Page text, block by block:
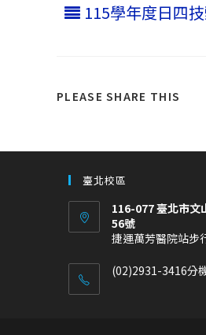
115學年度日四
PLEASE SHARE THIS
臺北校區
116-077 臺北市文
56號
捷運萬芳醫院站步
(02)2931-3416分